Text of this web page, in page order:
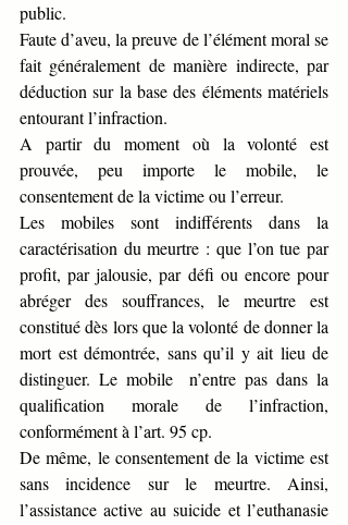
public.
Faute d’aveu, la preuve de l’élément moral se
fait généralement de manière indirecte, par
déduction sur la base des éléments matériels
entourant l’infraction.
A partir du moment où la volonté est
prouvée, peu importe le mobile, le
consentement de la victime ou l’erreur.
Les mobiles sont indifférents dans la
caractérisation du meurtre : que l’on tue par
profit, par jalousie, par défi ou encore pour
abréger des souffrances, le meurtre est
constitué dès lors que la volonté de donner la
mort est démontrée, sans qu’il y ait lieu de
distinguer. Le mobile  n’entre pas dans la
qualification morale de l’infraction,
conformément à l’art. 95 cp.
De même, le consentement de la victime est
sans incidence sur le meurtre. Ainsi,
l’assistance active au suicide et l’euthanasie